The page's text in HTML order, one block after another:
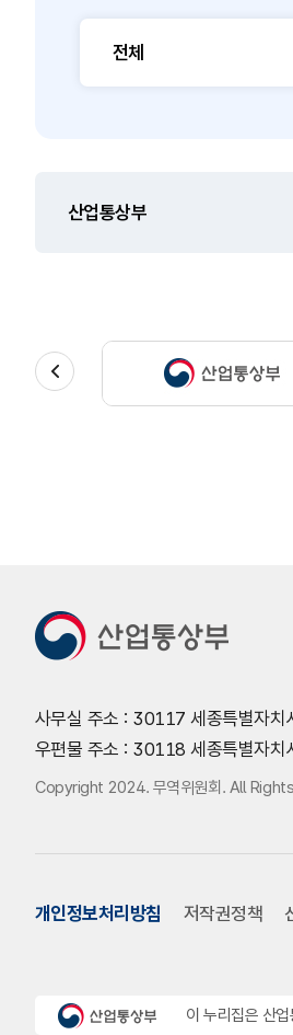
전체
산업통상부
사무실 주소 : 30117 세종특별자
우편물 주소 : 30118 세종특별자치
Copyright 2024. 무역위원회. All
개인정보처리방침 저작권정책
이 누리집은 산